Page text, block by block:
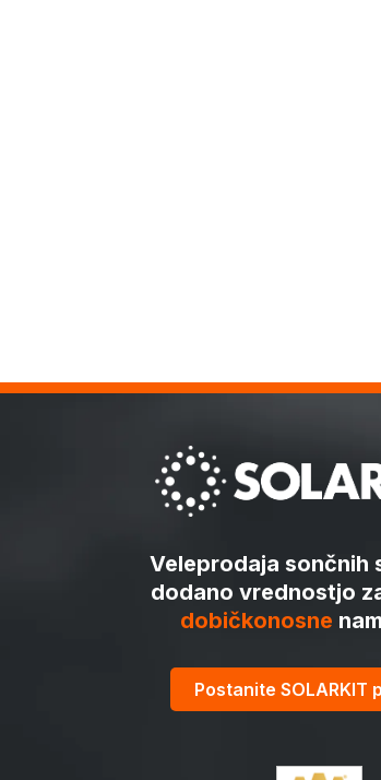
Veleprodaja sončnih
dodano vrednostjo
dobičkonosne
Postanite SOLARKIT